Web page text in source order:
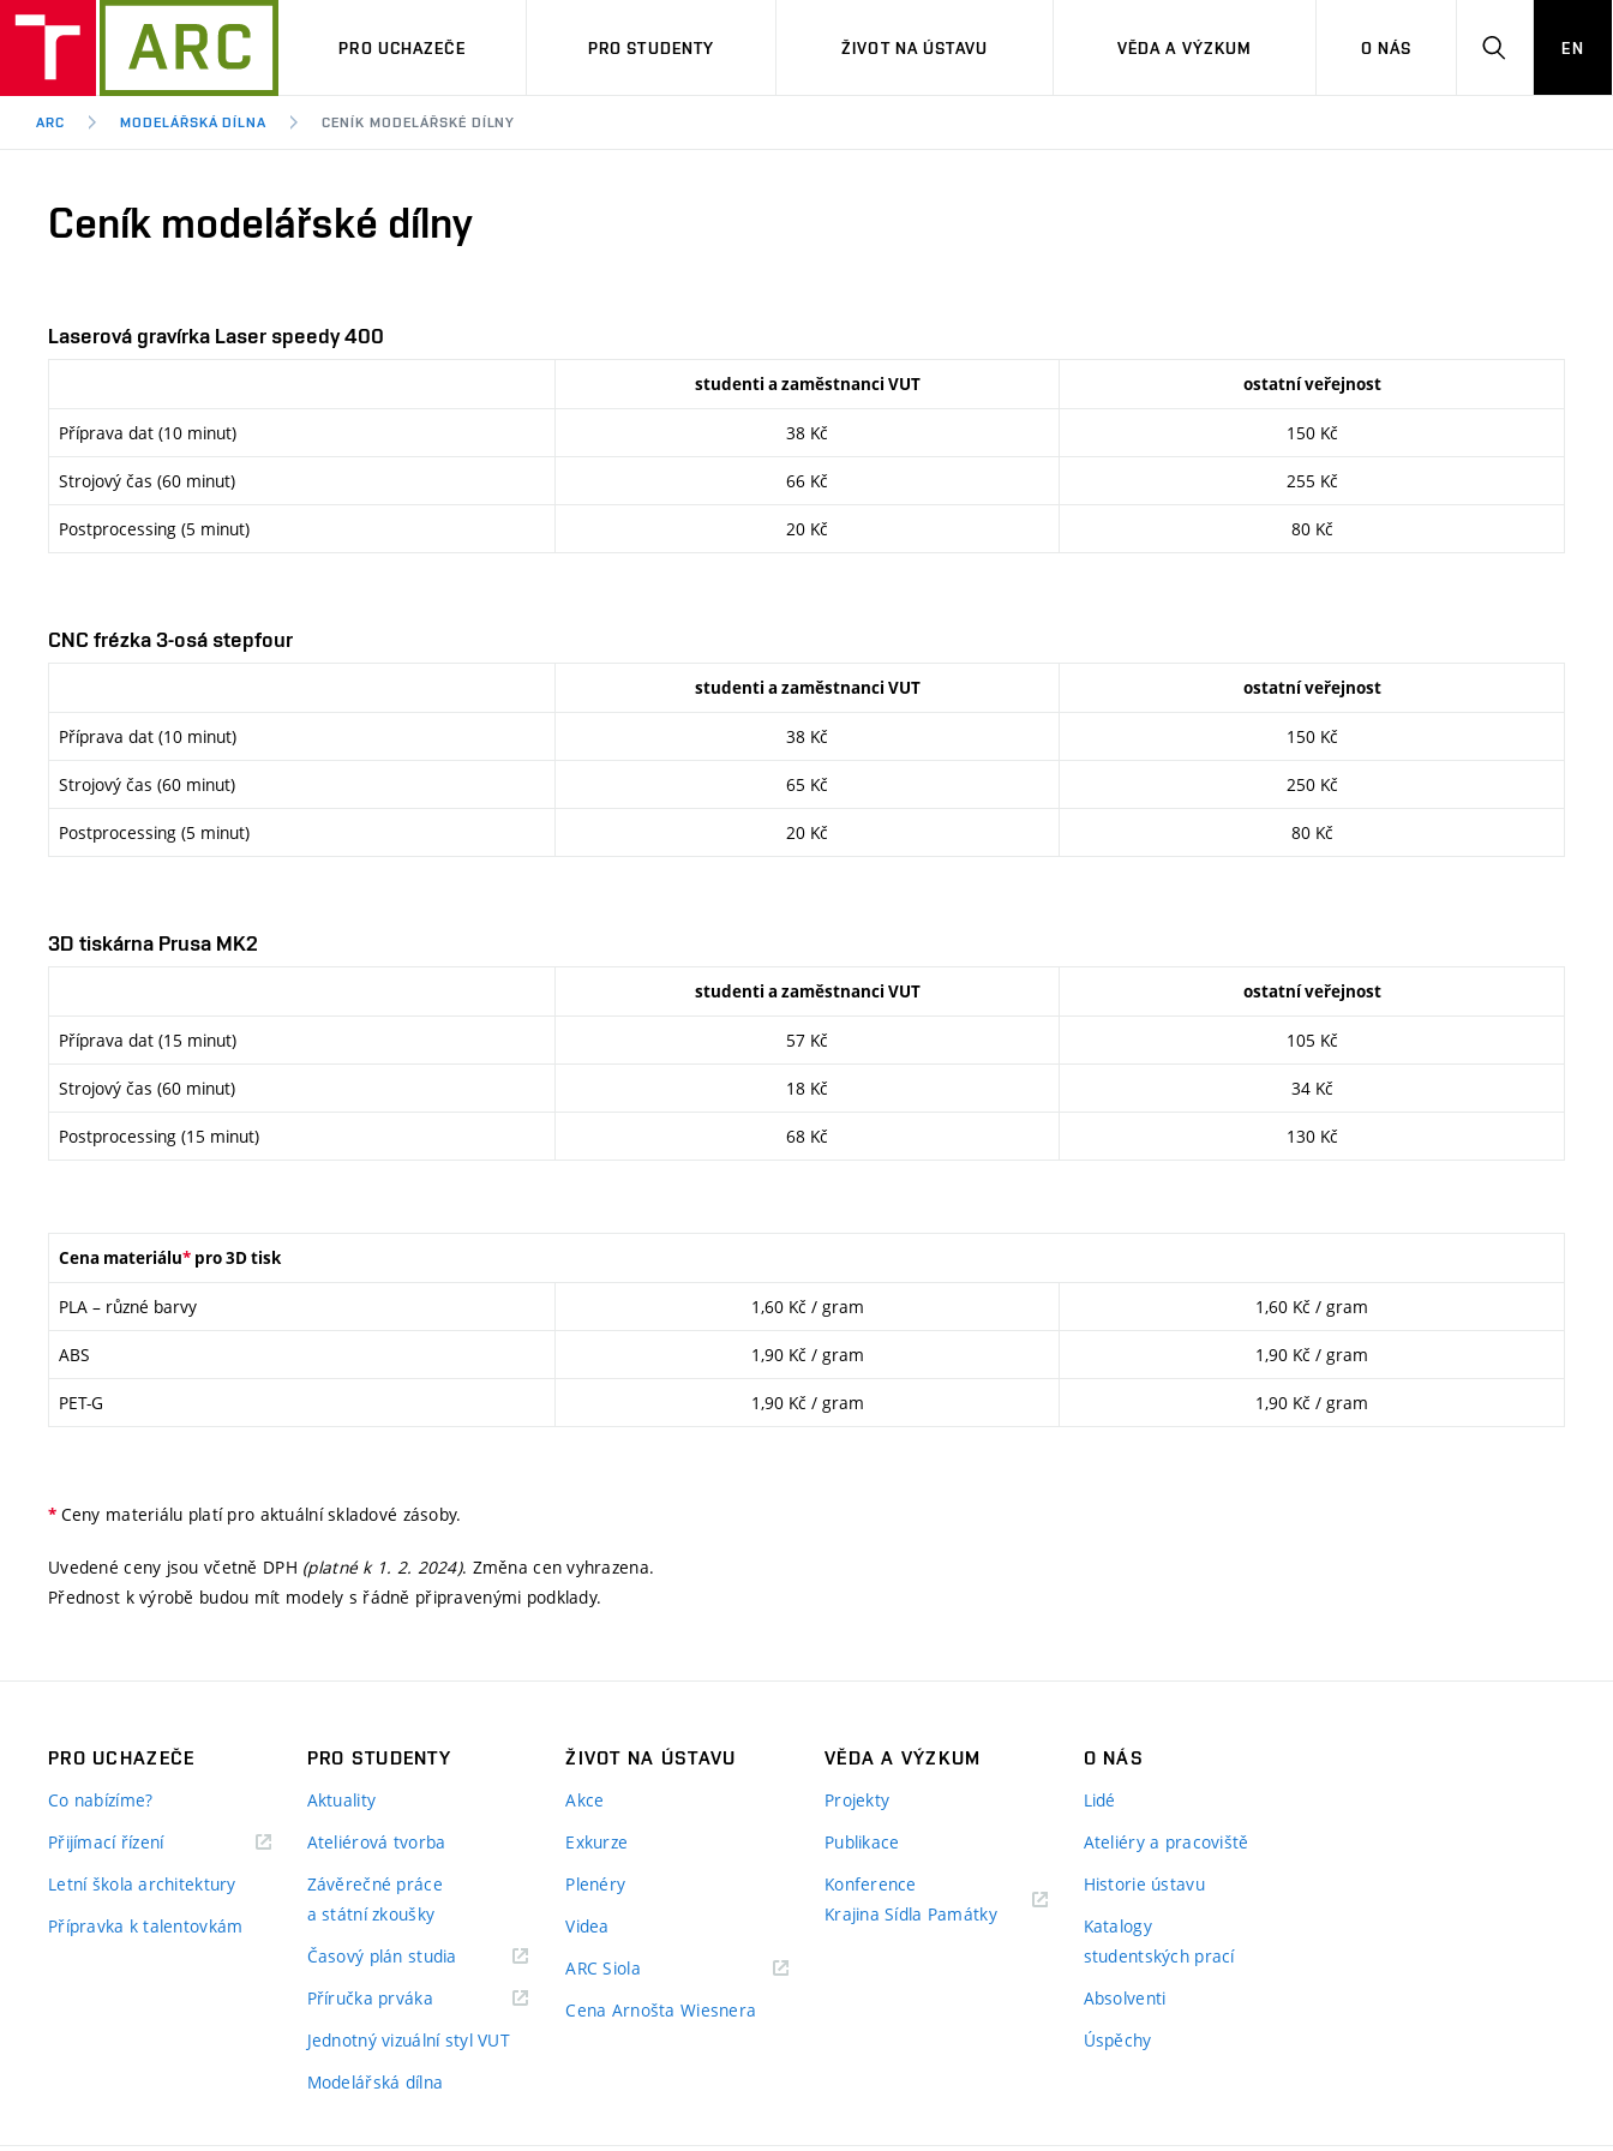
PRO UCHAZEČE PRO STUDENTY ŽIVOT NA ÚSTAVU VĚDA A VÝZKUM O NÁS
HLEDAT
EN
ARC MODELÁŘSKÁ DÍLNA CENÍK MODELÁŘSKÉ DÍLNY
Ceník modelářské dílny
Laserová gravírka Laser speedy 400
studenti a zaměstnanci VUT ostatní veřejnost
Příprava dat (10 minut) 38 Kč 150 Kč
Strojový čas (60 minut) 66 Kč 255 Kč
Postprocessing (5 minut) 20 Kč 80 Kč
CNC frézka 3-osá stepfour
studenti a zaměstnanci VUT ostatní veřejnost
Příprava dat (10 minut) 38 Kč 150 Kč
Strojový čas (60 minut) 65 Kč 250 Kč
Postprocessing (5 minut) 20 Kč 80 Kč
3D tiskárna Prusa MK2
studenti a zaměstnanci VUT ostatní veřejnost
Příprava dat (15 minut) 57 Kč 105 Kč
Strojový čas (60 minut) 18 Kč 34 Kč
Postprocessing (15 minut) 68 Kč 130 Kč
Cena materiálu* pro 3D tisk
PLA – různé barvy 1,60 Kč / gram 1,60 Kč / gram
ABS 1,90 Kč / gram 1,90 Kč / gram
PET-G 1,90 Kč / gram 1,90 Kč / gram
* Ceny materiálu platí pro aktuální skladové zásoby.
Uvedené ceny jsou včetně DPH (platné k 1. 2. 2024). Změna cen vyhrazena.
Přednost k výrobě budou mít modely s řádně připravenými podklady.
PRO UCHAZEČE
Co nabízíme?
Přijímací řízení
Letní škola architektury
Přípravka k talentovkám
PRO STUDENTY
Aktuality
Ateliérová tvorba
Závěrečné práce
a státní zkoušky
Časový plán studia
Příručka prváka
Jednotný vizuální styl VUT
Modelářská dílna
ŽIVOT NA ÚSTAVU
Akce
Exkurze
Plenéry
Videa
ARC Siola
Cena Arnošta Wiesnera
VĚDA A VÝZKUM
Projekty
Publikace
Konference
Krajina Sídla Památky
O NÁS
Lidé
Ateliéry a pracoviště
Historie ústavu
Katalogy
studentských prací
Absolventi
Úspěchy